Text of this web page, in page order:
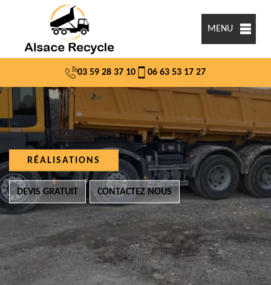
MENU
03 59 28 37 10 06 63 53 17 27
RÉALISATIONS
DEVIS GRATUIT CONTACTEZ NOUS